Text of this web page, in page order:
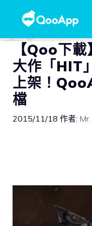
【Qoo下
大作「HIT
上架！
檔
2015/11/18 作者: